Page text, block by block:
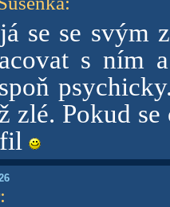
se se svým
s ním
zlé. Pokud se
: